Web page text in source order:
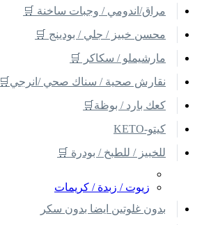
مراق/اندومي / وجبات ساخنة 🛒
محسن خبيز / جلي / بودينج 🛒
مارشيملو / سكاكر 🛒
نقارش صحية / سناك صحي /انرجي🛒
كعك بارد / بوظة🛒
كيتو-KETO
للخبيز / للطبخ / بودرة 🛒
زيوت / زبدة / كريمات
بدون غلوتين ايضا بدون سكر